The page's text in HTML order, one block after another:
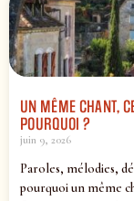
UN MÊME CHANT,
POURQUOI ?
juin 9, 2026
Paroles, mélodies,
pourquoi un même